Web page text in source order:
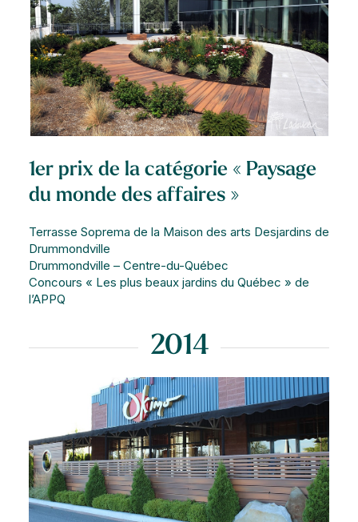
1er prix de la catégorie « Paysage
du monde des affaires »
Terrasse Soprema de la Maison des arts Desjardins de
Drummondville
Drummondville – Centre-du-Québec
Concours « Les plus beaux jardins du Québec » de
l’APPQ
2014